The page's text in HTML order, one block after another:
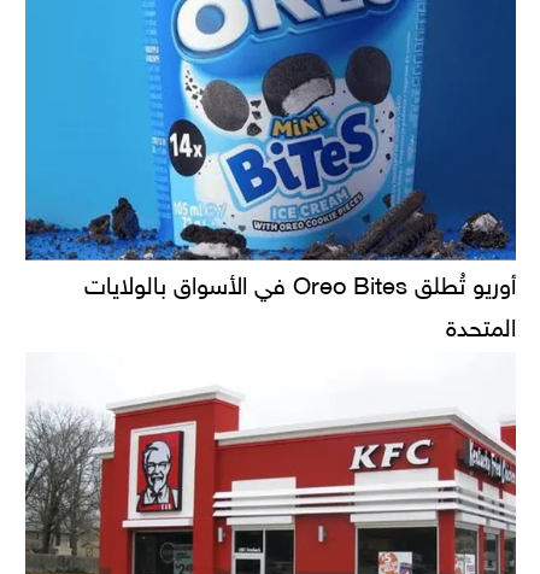
أوريو تُطلق Oreo Bites في الأسواق بالولايات
المتحدة